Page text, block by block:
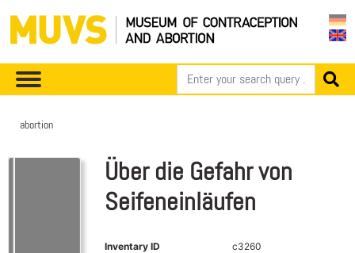
abortion
Über die Gefahr von
Seifeneinläufen
Inventary ID
c3260